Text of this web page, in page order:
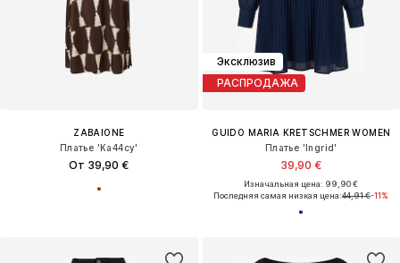
ZABAIONE
Платье 'Ka44cy'
От 39,90 €
Эксклюзив
РАСПРОДАЖА
GUIDO MARIA KRETSCHMER WOMEN
Платье 'Ingrid'
39,90 €
Изначальная цена: 99,90 €
Последняя самая низкая цена:44,91 €-11%